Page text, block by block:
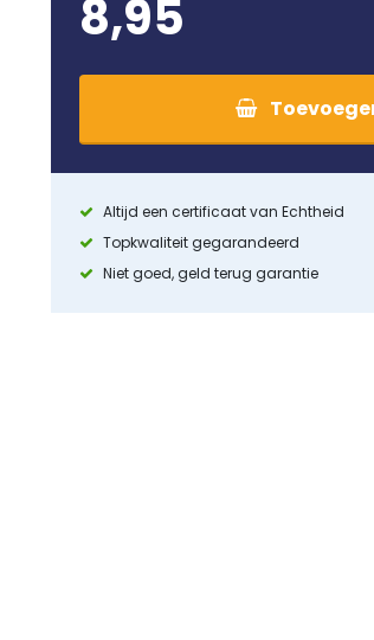
8,95
Altijd een certificaat van Echtheid
Topkwaliteit gegarandeerd
Niet goed, geld terug garantie